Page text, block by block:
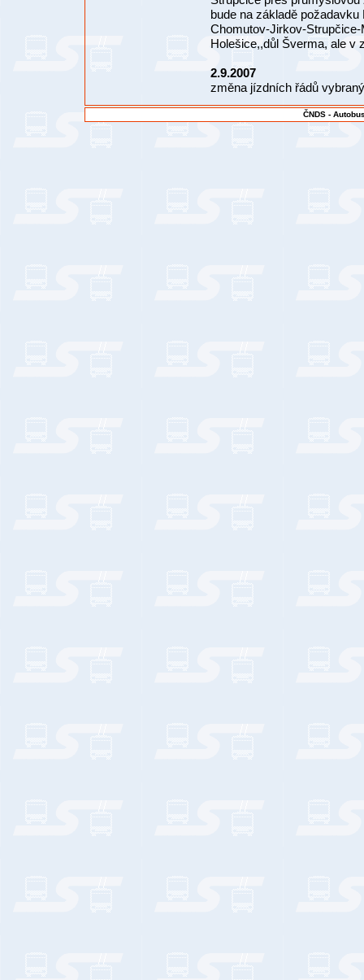
bude na základě
Chomutov-Jirkov-
Holešice,,důl Šverma, ale v
2.9.2007
změna jízdních řádů
ČNDS -